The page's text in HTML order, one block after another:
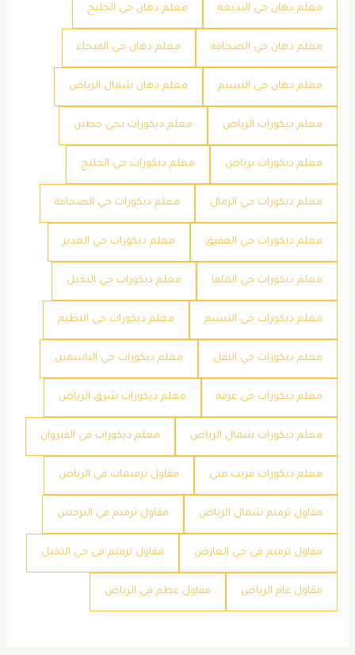
معلم دهان حي البديعه معلم دهان حي الخليج
معلم دهان حي الصحافة معلم دهان حي الفيحاء
معلم دهان حي النسيم معلم دهان شمال الرياض
معلم ديكورات الرياض معلم ديكورات بحي حطين
معلم ديكورات برياض معلم ديكورات حي الخليج
معلم ديكورات حي الرمال معلم ديكورات حي الصحافة
معلم ديكورات حي العقيق معلم ديكورات حي الغدير
معلم ديكورات حي الملقا معلم ديكورات حي النخيل
معلم ديكورات حي النسيم معلم ديكورات حي النظيم
معلم ديكورات حي النفل معلم ديكورات حي الياسمين
معلم ديكورات حي عرقه معلم ديكورات شرق الرياض
معلم ديكورات شمال الرياض معلم ديكورات في القيروان
معلم ديكورات قريب مني مقاول ترميمات في الرياض
مقاول ترميم شمال الرياض مقاول ترميم في النرجس
مقاول ترميم في حي العارض مقاول ترميم في حي النخيل
مقاول عام الرياض مقاول عظم في الرياض